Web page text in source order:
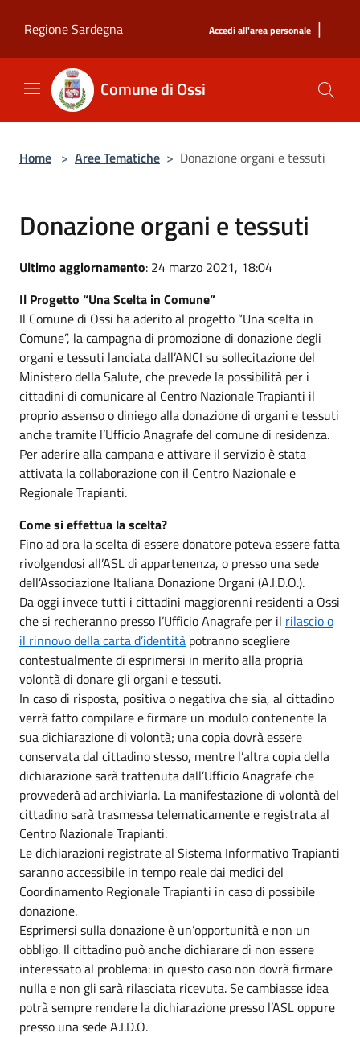
Regione Sardegna
Accedi all'area personale |
Comune di Ossi
Home > Aree Tematiche > Donazione organi e tessuti
Donazione organi e tessuti
Ultimo aggiornamento: 24 marzo 2021, 18:04
Il Progetto “Una Scelta in Comune”
Il Comune di Ossi ha aderito al progetto “Una scelta in
Comune”, la campagna di promozione di donazione degli
organi e tessuti lanciata dall’ANCI su sollecitazione del
Ministero della Salute, che prevede la possibilità per i
cittadini di comunicare al Centro Nazionale Trapianti il
proprio assenso o diniego alla donazione di organi e tessuti
anche tramite l’Ufficio Anagrafe del comune di residenza.
Per aderire alla campana e attivare il servizio è stata
attivata la collaborazione con il Centro Nazionale e
Regionale Trapianti.
Come si effettua la scelta?
Fino ad ora la scelta di essere donatore poteva essere fatta
rivolgendosi all’ASL di appartenenza, o presso una sede
dell’Associazione Italiana Donazione Organi (A.I.D.O.).
Da oggi invece tutti i cittadini maggiorenni residenti a Ossi
che si recheranno presso l’Ufficio Anagrafe per il rilascio o
il rinnovo della carta d’identità potranno scegliere
contestualmente di esprimersi in merito alla propria
volontà di donare gli organi e tessuti.
In caso di risposta, positiva o negativa che sia, al cittadino
verrà fatto compilare e firmare un modulo contenente la
sua dichiarazione di volontà; una copia dovrà essere
conservata dal cittadino stesso, mentre l’altra copia della
dichiarazione sarà trattenuta dall’Ufficio Anagrafe che
provvederà ad archiviarla. La manifestazione di volontà del
cittadino sarà trasmessa telematicamente e registrata al
Centro Nazionale Trapianti.
Le dichiarazioni registrate al Sistema Informativo Trapianti
saranno accessibile in tempo reale dai medici del
Coordinamento Regionale Trapianti in caso di possibile
donazione.
Esprimersi sulla donazione è un’opportunità e non un
obbligo. Il cittadino può anche dichiarare di non essere
interessato al problema: in questo caso non dovrà firmare
nulla e non gli sarà rilasciata ricevuta. Se cambiasse idea
potrà sempre rendere la dichiarazione presso l’ASL oppure
presso una sede A.I.D.O.